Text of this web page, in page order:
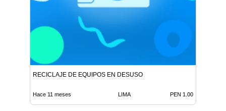
RECICLAJE DE EQUIPOS EN DESUSO
Hace 11 meses LIMA PEN 1.00